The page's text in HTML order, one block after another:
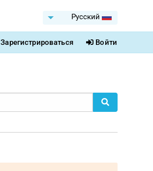
Pусский
Зарегистрироваться Войти